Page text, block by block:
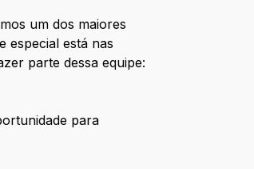
um dos maiores
especial está nas
parte dessa equipe:
para